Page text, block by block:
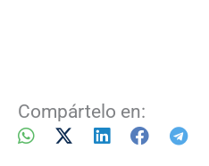
Compártelo en: